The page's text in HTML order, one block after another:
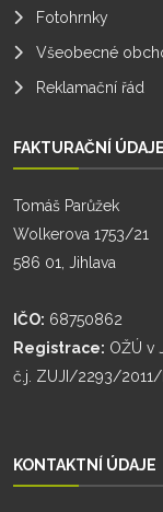
Fotohrnky
Všeobecné
Reklamační řád
FAKTURAČNÍ ÚDAJE
Tomáš Parůžek
Wolkerova 1753/21
586 01, Jihlava
IČO: 68750862
Registrace: OŽÚ v
č.j. ZUJI/2293/
KONTAKTNÍ ÚDAJE